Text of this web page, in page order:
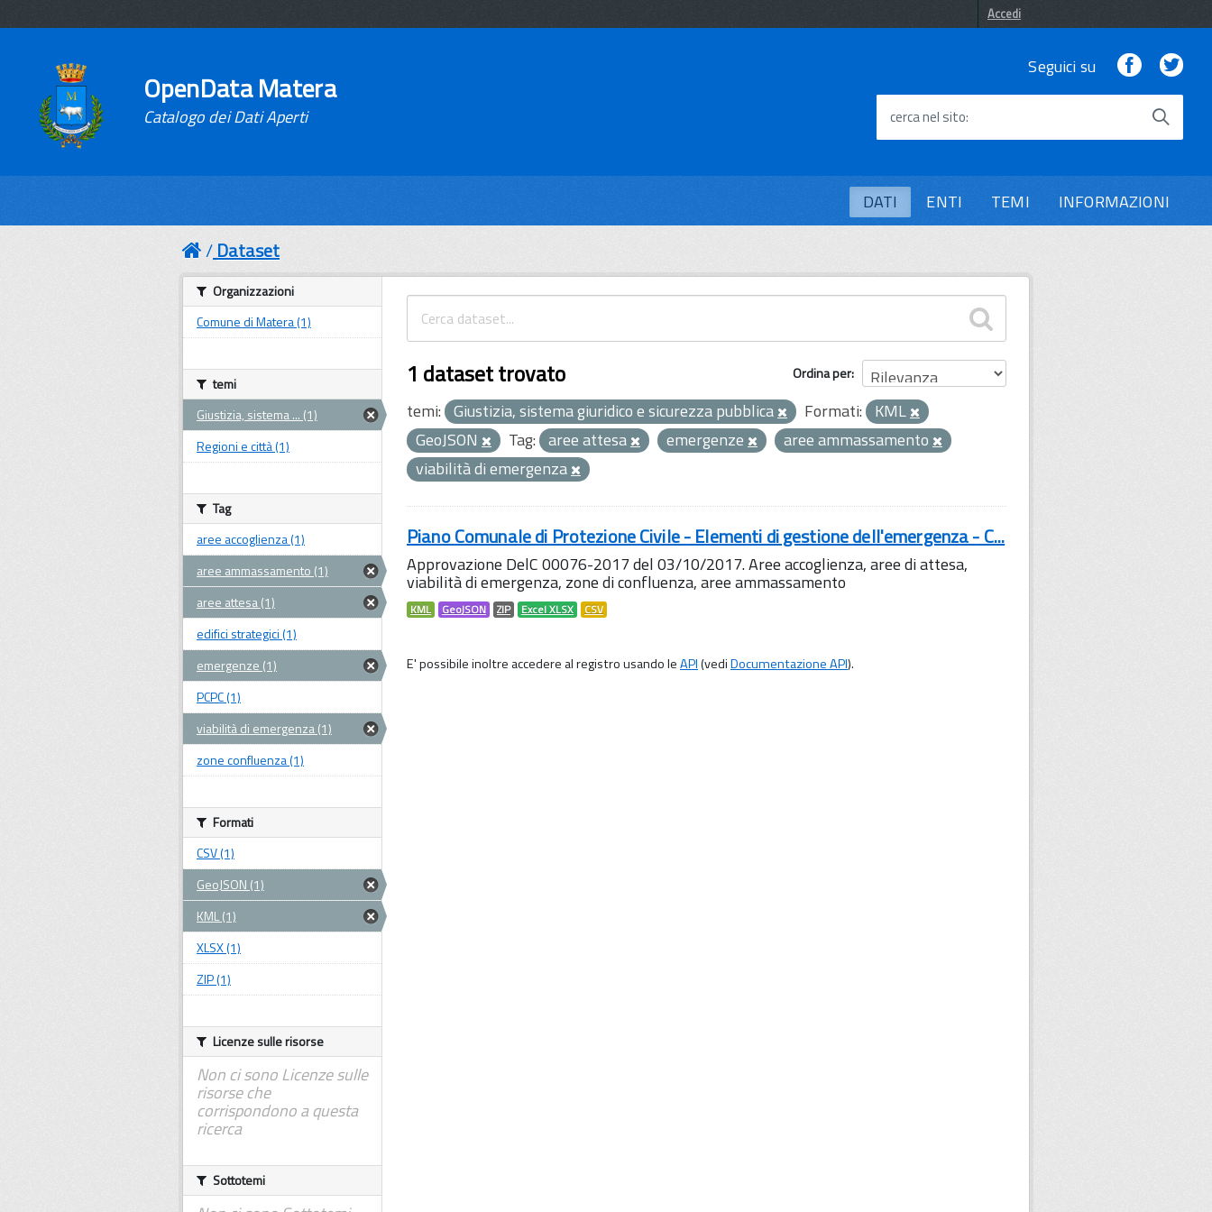
Accedi
OpenData Matera
Catalogo dei Dati Aperti
Seguici su Facebook
cerca nel sito
DATI ENTI TEMI INFORMAZIONI
Dataset
Ordina per
1 dataset trovato
temi: Giustizia, sistema giuridico e sicurezza pubblica Formati: KML
GeoJSON
Tag: aree attesa emergenze
aree ammassamento
viabilità di emergenza
Piano Comunale di Protezione Civile - Elementi di gestione dell'emergenza - C...
Approvazione DelC 00076-2017 del 03/10/2017. Aree accoglienza, aree di attesa,
viabilità di emergenza, zone di confluenza, aree ammassamento
KML GeoJSON ZIP Excel XLSX CSV
E' possibile inoltre accedere al registro usando leAPI(vediDocumentazione API).
Organizzazioni
Comune di Matera (1)
temi
Giustizia, sistema ... (1)
Regioni e città (1)
Tag
aree accoglienza (1)
aree ammassamento (1)
aree attesa (1)
edifici strategici (1)
emergenze (1)
PCPC (1)
viabilità di emergenza (1)
zone confluenza (1)
Formati
CSV (1)
GeoJSON (1)
KML (1)
XLSX (1)
ZIP (1)
Licenze sulle risorse
Non ci sono Licenze sulle
risorse che
corrispondono a questa
ricerca
Sottotemi